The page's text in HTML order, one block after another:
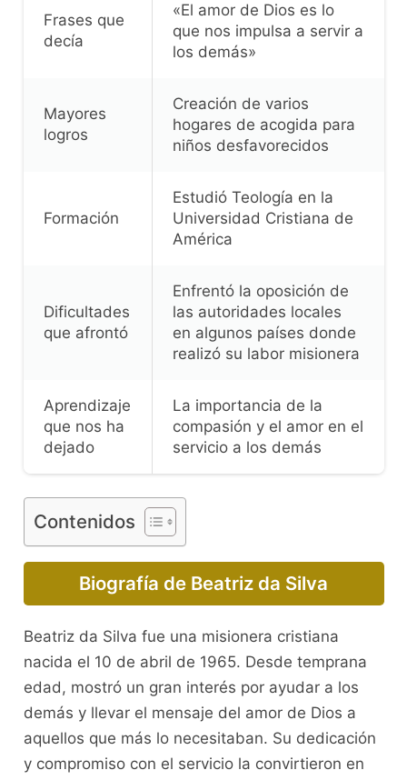
Frases que
decía
«El amor de Dios es lo
que nos impulsa a servir a
los demás»
Mayores
logros
Creación de varios
hogares de acogida para
niños desfavorecidos
Formación
Estudió Teología en la
Universidad Cristiana de
América
Dificultades
que afrontó
Enfrentó la oposición de
las autoridades locales
en algunos países donde
realizó su labor misionera
Aprendizaje
que nos ha
dejado
La importancia de la
compasión y el amor en el
servicio a los demás
Contenidos
Biografía de Beatriz da Silva
Beatriz da Silva fue una misionera cristiana
nacida el 10 de abril de 1965. Desde temprana
edad, mostró un gran interés por ayudar a los
demás y llevar el mensaje del amor de Dios a
aquellos que más lo necesitaban. Su dedicación
y compromiso con el servicio la convirtieron en